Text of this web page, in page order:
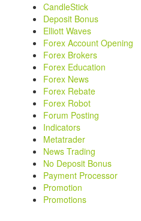
CandleStick
Deposit Bonus
Elliott Waves
Forex Account Opening
Forex Brokers
Forex Education
Forex News
Forex Rebate
Forex Robot
Forum Posting
Indicators
Metatrader
News Trading
No Deposit Bonus
Payment Processor
Promotion
Promotions